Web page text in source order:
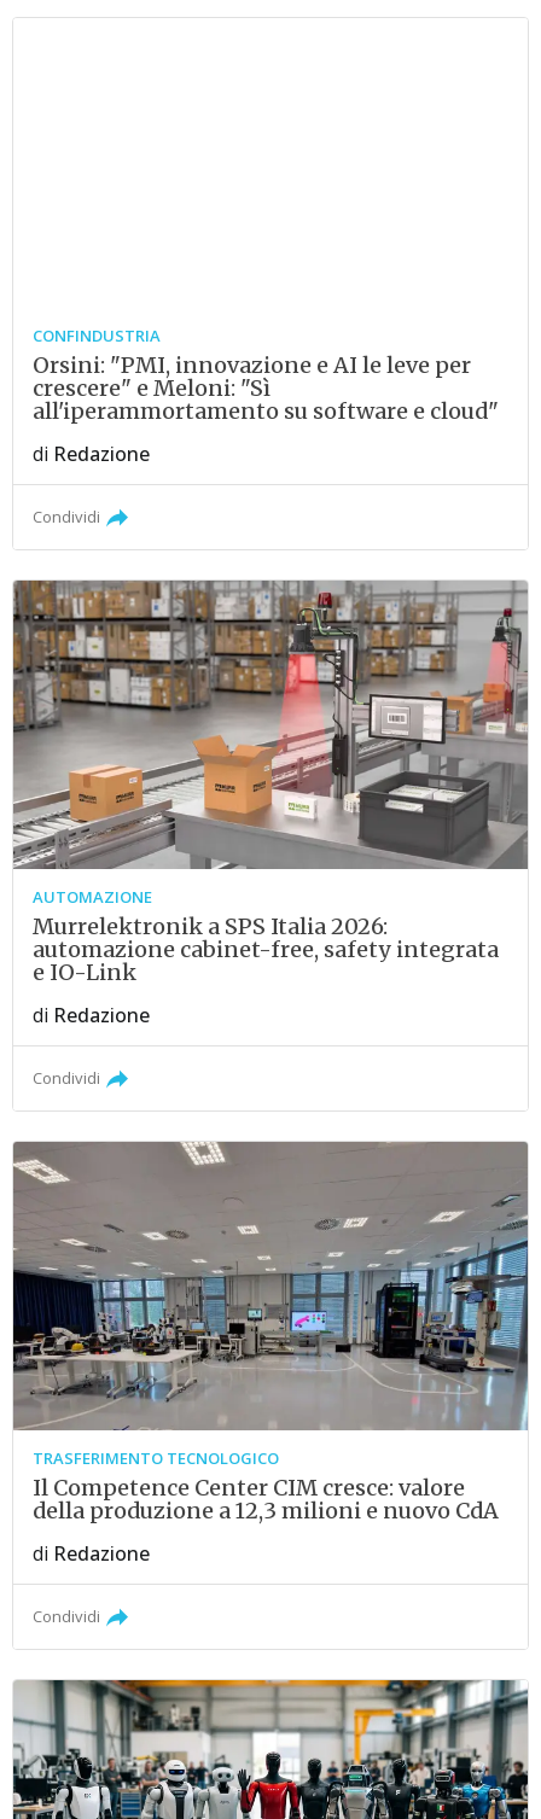
CONFINDUSTRIA
Orsini: "PMI, innovazione e AI le leve per
crescere" e Meloni: "Sì
all'iperammortamento su software e cloud"
di Redazione
Condividi
AUTOMAZIONE
Murrelektronik a SPS Italia 2026:
automazione cabinet-free, safety integrata
e IO-Link
di Redazione
Condividi
TRASFERIMENTO TECNOLOGICO
Il Competence Center CIM cresce: valore
della produzione a 12,3 milioni e nuovo CdA
di Redazione
Condividi